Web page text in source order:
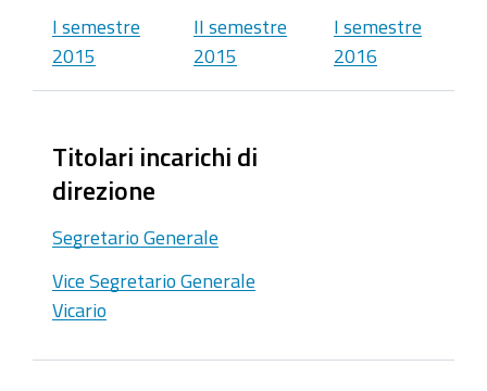
I semestre
2015
II semestre
2015
I semestre
2016
Titolari incarichi di
direzione
Segretario Generale
Vice Segretario Generale
Vicario